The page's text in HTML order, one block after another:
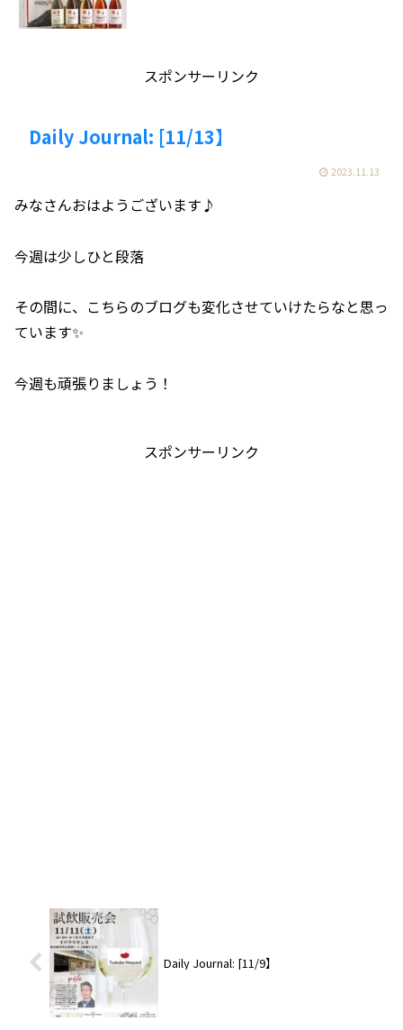
スポンサーリンク
Daily Journal: [11/13】
2023.11.13
みなさんおはようございます♪
今週は少しひと段落
その間に、こちらのブログも変化させていけたらなと思っ
ています✨
今週も頑張りましょう！
スポンサーリンク
Daily Journal: [11/9】